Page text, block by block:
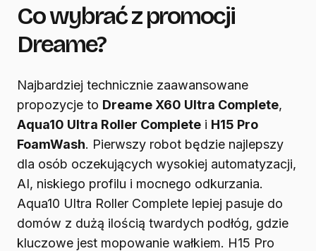
Co wybrać z promocji
Dreame?
Najbardziej technicznie zaawansowane
propozycje to Dreame X60 Ultra Complete,
Aqua10 Ultra Roller Complete i H15 Pro
FoamWash. Pierwszy robot będzie najlepszy
dla osób oczekujących wysokiej automatyzacji,
AI, niskiego profilu i mocnego odkurzania.
Aqua10 Ultra Roller Complete lepiej pasuje do
domów z dużą ilością twardych podłóg, gdzie
kluczowe jest mopowanie wałkiem. H15 Pro